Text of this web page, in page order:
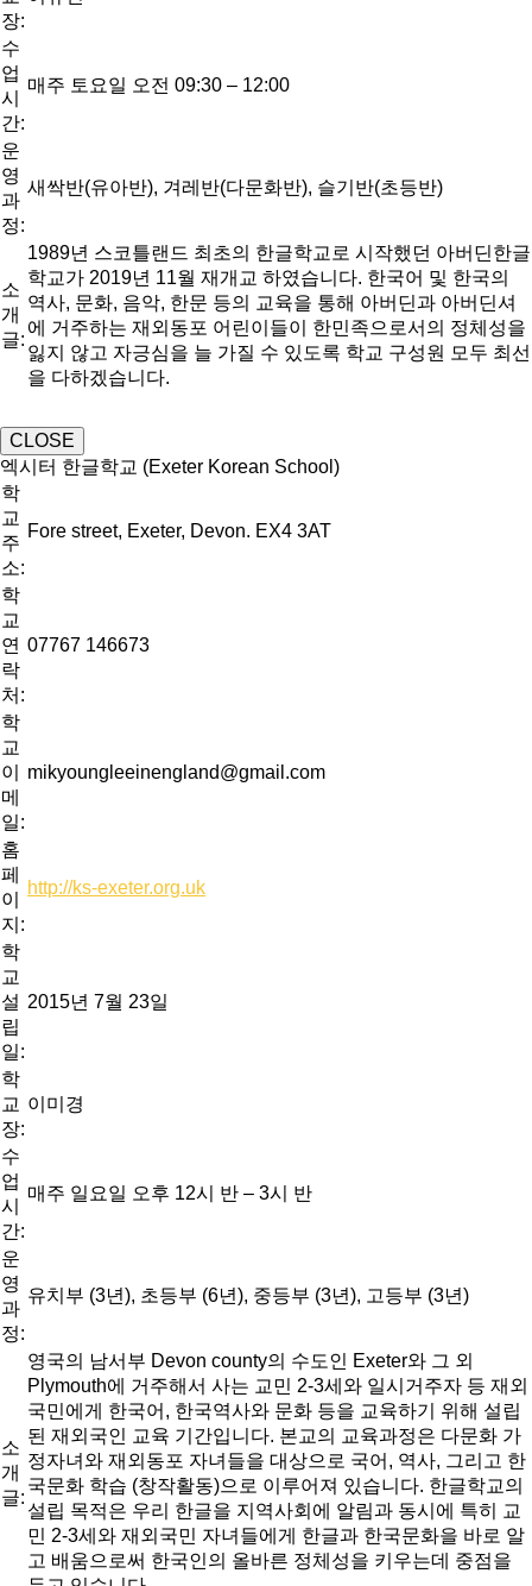
장:
수
업
시
간:
매주 토요일 오전 09:30 – 12:00
운
영
과
정:
새싹반(유아반), 겨레반(다문화반), 슬기반(초등반)
소
개
글:
1989년 스코틀랜드 최초의 한글학교로 시작했던 아버딘한글
학교가 2019년 11월 재개교 하였습니다. 한국어 및 한국의
역사, 문화, 음악, 한문 등의 교육을 통해 아버딘과 아버딘셔
에 거주하는 재외동포 어린이들이 한민족으로서의 정체성을
잃지 않고 자긍심을 늘 가질 수 있도록 학교 구성원 모두 최선
을 다하겠습니다.
CLOSE
엑시터 한글학교 (Exeter Korean School)
학
교
주
소:
Fore street, Exeter, Devon. EX4 3AT
학
교
연
락
처:
07767 146673
학
교
이
메
일:
mikyoungleeinengland@gmail.com
홈
페
이
지:
http://ks-exeter.org.uk
학
교
설
립
일:
2015년 7월 23일
학
교
장:
이미경
수
업
시
간:
매주 일요일 오후 12시 반 – 3시 반
운
영
과
정:
유치부 (3년), 초등부 (6년), 중등부 (3년), 고등부 (3년)
소
개
글:
영국의 남서부 Devon county의 수도인 Exeter와 그 외
Plymouth에 거주해서 사는 교민 2-3세와 일시거주자 등 재외
국민에게 한국어, 한국역사와 문화 등을 교육하기 위해 설립
된 재외국인 교육 기간입니다. 본교의 교육과정은 다문화 가
정자녀와 재외동포 자녀들을 대상으로 국어, 역사, 그리고 한
국문화 학습 (창작활동)으로 이루어져 있습니다. 한글학교의
설립 목적은 우리 한글을 지역사회에 알림과 동시에 특히 교
민 2-3세와 재외국민 자녀들에게 한글과 한국문화을 바로 알
고 배움으로써 한국인의 올바른 정체성을 키우는데 중점을